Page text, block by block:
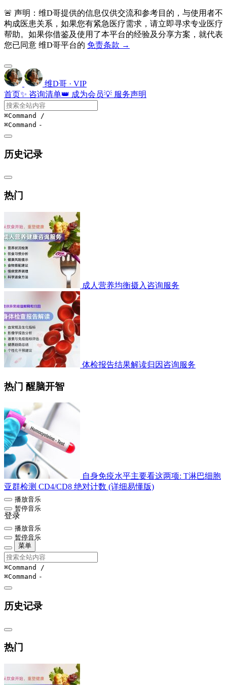
🚨 声明：维D哥提供的信息仅供交流和参考目的，与使用者不
构成医患关系，如果您有紧急医疗需求，请立即寻求专业医疗
帮助。如果你借鉴及使用了本平台的经验及分享方案，就代表
您已同意 维D哥平台的 免责条款 →
维D哥 · VIP
首页✨ 咨询清单👑 成为会员💡 服务声明
⌘Command /
⌘Command -
历史记录
热门
成人营养均衡摄入咨询服务
体检报告结果解读归因咨询服务
热门 醒脑开智
自身免疫水平主要看这两项: T淋巴细胞
亚群检测 CD4/CD8 绝对计数 (详细易懂版)
播放音乐
暂停音乐
登录
播放音乐
暂停音乐
菜单
⌘Command /
⌘Command -
历史记录
热门